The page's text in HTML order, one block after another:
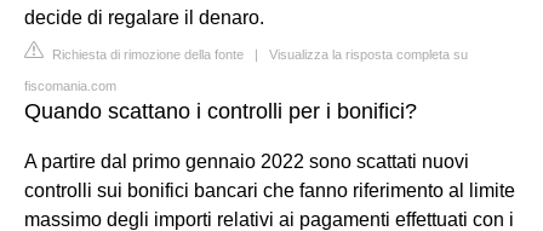
decide di regalare il denaro.
Richiesta di rimozione della fonte | Visualizza la risposta completa su
fiscomania.com
Quando scattano i controlli per i bonifici?
A partire dal primo gennaio 2022 sono scattati nuovi
controlli sui bonifici bancari che fanno riferimento al limite
massimo degli importi relativi ai pagamenti effettuati con i